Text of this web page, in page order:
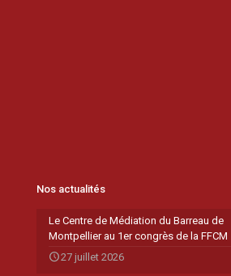
Nos actualités
Le Centre de Médiation du Barreau de
Montpellier au 1er congrès de la FFCM
27 juillet 2026